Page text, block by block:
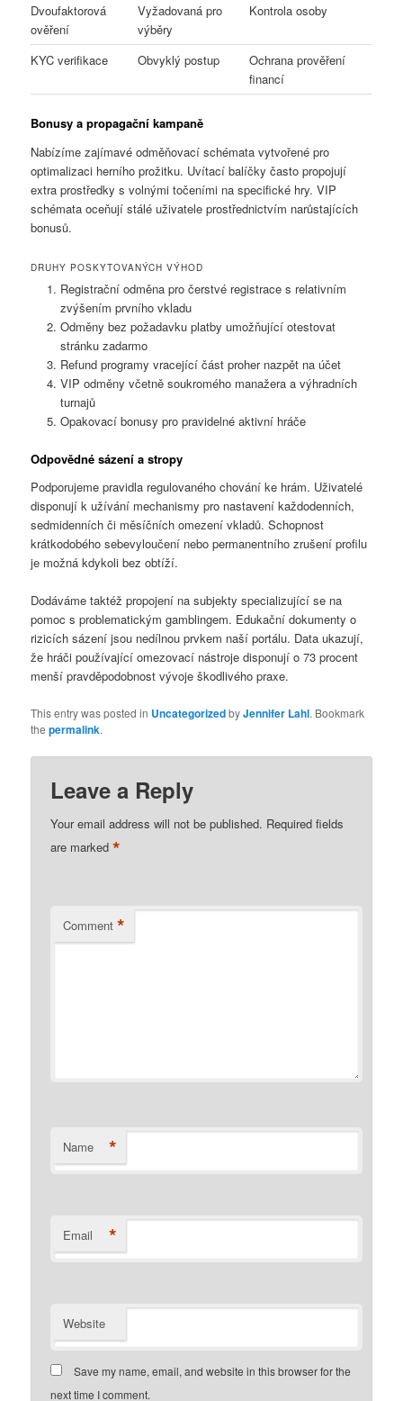
Dvoufaktorová
ověření
Vyžadovaná pro
výběry
Kontrola osoby
KYC verifikace Obvyklý postup
Ochrana prověření
financí
Bonusy a propagační kampaně
Nabízíme zajímavé odměňovací schémata vytvořené pro
optimalizaci herního prožitku. Uvítací balíčky často propojují
extra prostředky s volnými točeními na specifické hry. VIP
schémata oceňují stálé uživatele prostřednictvím narůstajících
bonusů.
DRUHY POSKYTOVANÝCH VÝHOD
Registrační odměna pro čerstvé registrace s relativním
zvýšením prvního vkladu
Odměny bez požadavku platby umožňující otestovat
stránku zadarmo
Refund programy vracející část proher nazpět na účet
VIP odměny včetně soukromého manažera a výhradních
turnajů
Opakovací bonusy pro pravidelné aktivní hráče
Odpovědné sázení a stropy
Podporujeme pravidla regulovaného chování ke hrám. Uživatelé
disponují k užívání mechanismy pro nastavení každodenních,
sedmidenních či měsíčních omezení vkladů. Schopnost
krátkodobého sebevyloučení nebo permanentního zrušení profilu
je možná kdykoli bez obtíží.
Dodáváme taktéž propojení na subjekty specializující se na
pomoc s problematickým gamblingem. Edukační dokumenty o
rizicích sázení jsou nedílnou prvkem naší portálu. Data ukazují,
že hráči používající omezovací nástroje disponují o 73 procent
menší pravděpodobnost vývoje škodlivého praxe.
This entry was posted in UncategorizedbyJennifer Lahl. Bookmark
thepermalink.
Leave a Reply
Your email address will not be published. Required fields
are marked*
Comment *
Name *
Email *
Website
Save my name, email, and website in this browser for the
next time I comment.